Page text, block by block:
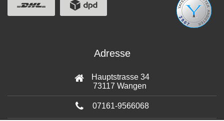
Adresse
Hauptstrasse 34
73117 Wangen
07161-9566068